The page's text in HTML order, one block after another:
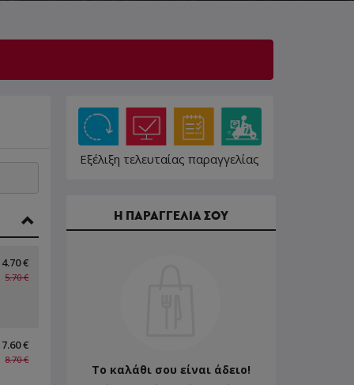
4.70 €
5.70 €
7.60 €
8.70 €
Εξέλιξη τελευταίας παραγγελίας
Η ΠΑΡΑΓΓΕΛΙΑ ΣΟΥ
Το καλάθι σου είναι άδειο!